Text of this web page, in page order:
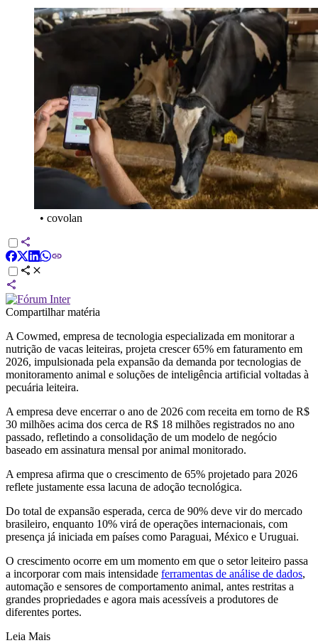
• covolan
Compartilhar matéria
A Cowmed, empresa de tecnologia especializada em monitorar a
nutrição de vacas leiteiras, projeta crescer 65% em faturamento em
2026, impulsionada pela expansão da demanda por tecnologias de
monitoramento animal e soluções de inteligência artificial voltadas à
pecuária leiteira.
A empresa deve encerrar o ano de 2026 com receita em torno de R$
30 milhões acima dos cerca de R$ 18 milhões registrados no ano
passado, refletindo a consolidação de um modelo de negócio
baseado em assinatura mensal por animal monitorado.
A empresa afirma que o crescimento de 65% projetado para 2026
reflete justamente essa lacuna de adoção tecnológica.
Do total de expansão esperada, cerca de 90% deve vir do mercado
brasileiro, enquanto 10% virá de operações internacionais, com
presença já iniciada em países como Paraguai, México e Uruguai.
O crescimento ocorre em um momento em que o setor leiteiro passa
a incorporar com mais intensidade ferramentas de análise de dados,
automação e sensores de comportamento animal, antes restritas a
grandes propriedades e agora mais acessíveis a produtores de
diferentes portes.
Leia Mais